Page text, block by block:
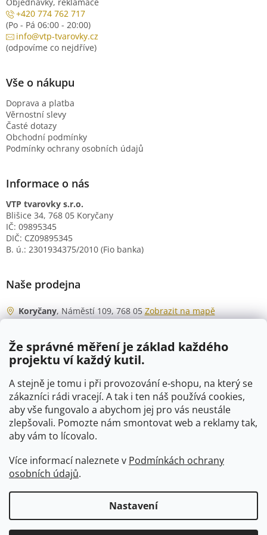
Že správné měření je základ každého
projektu ví každý kutil.
A stejně je tomu i při provozování e-shopu, na který se
zákazníci rádi vracejí. A tak i ten náš používá cookies,
aby vše fungovalo a abychom jej pro vás neustále
zlepšovali. Pomozte nám smontovat web a reklamy tak,
aby vám to lícovalo.
Více informací naleznete v Podmínkách ochrany
osobních údajů.
Nastavení
+420 774 762 717
(Po - Pá 06:00 - 20:00)
info@vtp-tvarovky.cz
(odpovíme co nejdříve)
Vše o nákupu
Doprava a platba
Věrnostní slevy
Časté dotazy
Obchodní podmínky
Podmínky ochrany osobních údajů
Informace o nás
VTP tvarovky s.r.o.
Blišice 34, 768 05 Koryčany
IČ: 09895345
DIČ: CZ09895345
B. ú.: 2301934375/2010 (Fio banka)
Naše prodejna
Koryčany, Náměstí 109, 768 05 Zobrazit na mapě
Po - Čt
06:00 - 07:00
07:30 - 15:30
Pá
06:00 - 07:00
07:30 - 15:00
So
07:00 - 10:00
Ne
zavřeno